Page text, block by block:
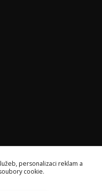
personalizaci reklam a
cookie.